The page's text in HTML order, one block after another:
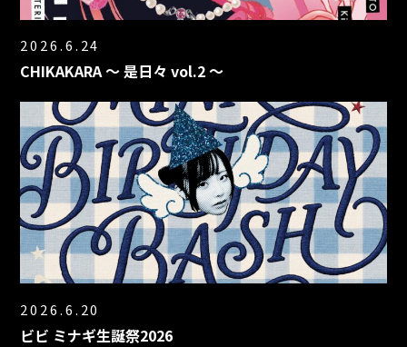
2026.6.24
CHIKAKARA 〜 是日々 vol.2 〜
2026.6.20
ビビ ミナギ生誕祭2026